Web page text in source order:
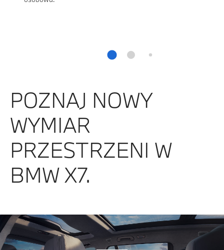
POZNAJ NOWY
WYMIAR
PRZESTRZENI W
BMW X7.